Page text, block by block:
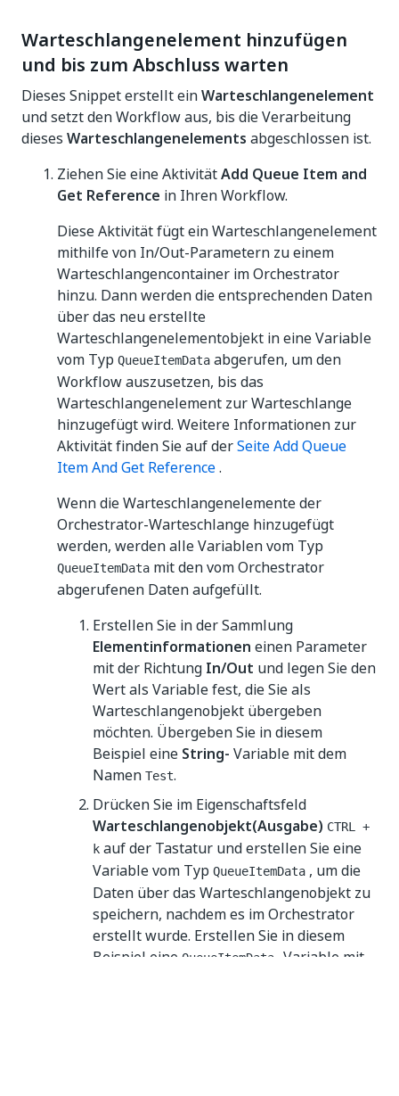
Warteschlangenelement hinzufügen
und bis zum Abschluss warten
Dieses Snippet erstellt einWarteschlangenelement
und setzt den Workflow aus, bis die Verarbeitung
dieses Warteschlangenelements abgeschlossen ist.
Ziehen Sie eine AktivitätAdd Queue Item and
Get Reference in Ihren Workflow.
Diese Aktivität fügt ein Warteschlangenelement
mithilfe von In/Out-Parametern zu einem
Warteschlangencontainer im Orchestrator
hinzu. Dann werden die entsprechenden Daten
über das neu erstellte
Warteschlangenelementobjekt in eine Variable
vom Typ QueueItemData abgerufen, um den
Workflow auszusetzen, bis das
Warteschlangenelement zur Warteschlange
hinzugefügt wird. Weitere Informationen zur
Aktivität finden Sie auf derSeite Add Queue
Item And Get Reference.
Wenn die Warteschlangenelemente der
Orchestrator-Warteschlange hinzugefügt
werden, werden alle Variablen vom Typ
QueueItemData mit den vom Orchestrator
abgerufenen Daten aufgefüllt.
Erstellen Sie in der Sammlung
Elementinformationen einen Parameter
mit der Richtung In/Out und legen Sie den
Wert als Variable fest, die Sie als
Warteschlangenobjekt übergeben
möchten. Übergeben Sie in diesem
Beispiel eine String- Variable mit dem
Namen Test.
Drücken Sie im Eigenschaftsfeld
Warteschlangenobjekt(Ausgabe) CTRL +
k auf der Tastatur und erstellen Sie eine
Variable vom Typ QueueItemData , um die
Daten über das Warteschlangenobjekt zu
speichern, nachdem es im Orchestrator
erstellt wurde. Erstellen Sie in diesem
Beispiel eine QueueItemData
-Variable mit